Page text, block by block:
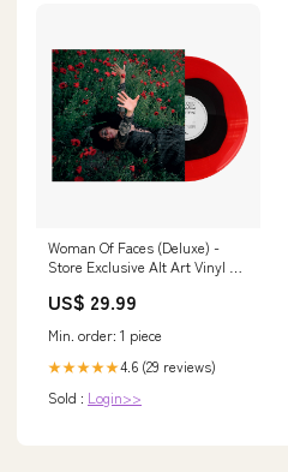
Woman Of Faces (Deluxe) -
Store Exclusive Alt Art Vinyl +
US$ 29.99
Min. order: 1 piece
★★★★★4.6 (29 reviews)
Sold : Login>>